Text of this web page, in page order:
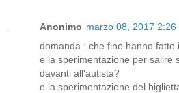
Anonimo marzo 08, 2017 2:26
domanda : che fine hanno fatto
e la sperimentazione per salire
davanti all'autista?
e la sperimentazione del